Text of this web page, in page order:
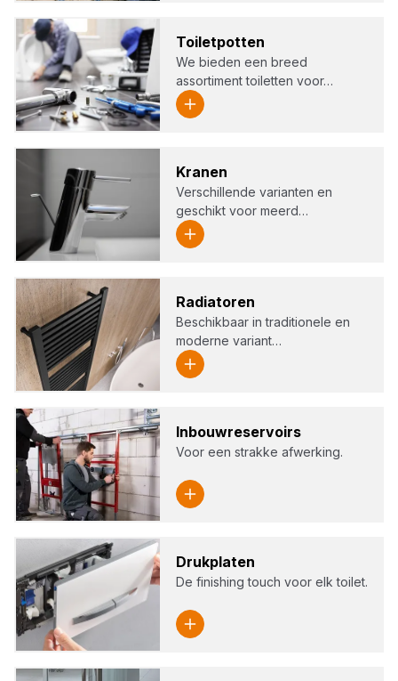
Toi­let­pot­ten
We bieden een breed
assortiment toiletten voor…
Kra­nen
Verschillende varianten en
geschikt voor meerd…
Radi­a­to­ren
Beschikbaar in traditionele en
moderne variant…
Inbouw­re­ser­voirs
Voor een strakke afwerking.
Druk­pla­ten
De finishing touch voor elk toilet.